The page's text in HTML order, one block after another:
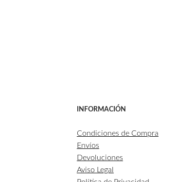
INFORMACIÓN
Condiciones de Compra
Envíos
Devoluciones
Aviso Legal